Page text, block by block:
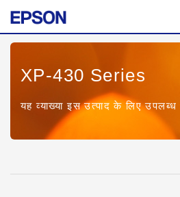
XP-430 Series
यह व्याख्या इस उत्पाद के लिए उपलब्ध